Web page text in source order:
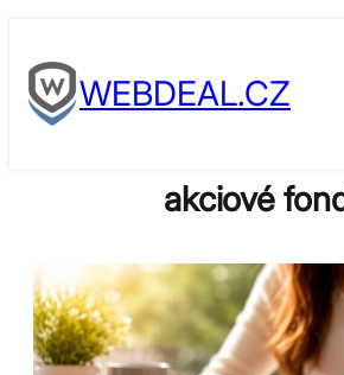
to
contentWEBDEAL.CZ
akciové